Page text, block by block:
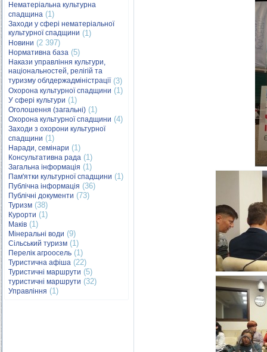
Нематеріальна культурна
спадщина (1)
Заходи у сфері нематеріальної
культурної спадщини (1)
Новини (2 397)
Нормативна база (5)
Накази управління культури,
національностей, релігій та
туризму облдержадміністрації(3)
Охорона культурної спадщини (1)
У сфері культури (1)
Оголошення (загальні) (1)
Охорона культурної спадщини (4)
Заходи з охорони культурної
спадщини (1)
Наради, семінари (1)
Консультативна рада (1)
Загальна інформація (1)
Пам'ятки культурної спадщини (1)
Публічна інформація (36)
Публічні документи (73)
Туризм (38)
Курорти (1)
Маків (1)
Мінеральні води (9)
Сільський туризм (1)
Перелік агроосель (1)
Туристична афіша (22)
Туристичні маршрути (5)
туристичні маршрути (32)
Управління (1)